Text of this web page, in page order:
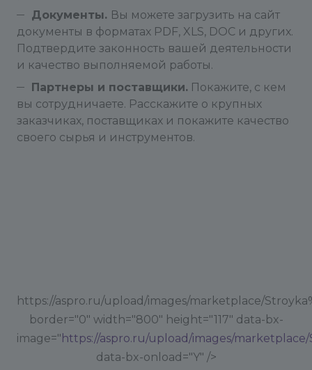
Документы. Вы можете загрузить на сайт
документы в форматах PDF, XLS, DOC и других.
Подтвердите законность вашей деятельности
и качество выполняемой работы.
Партнеры и поставщики. Покажите, с кем
вы сотрудничаете. Расскажите о крупных
заказчиках, поставщиках и покажите качество
своего сырья и инструментов.
https://aspro.ru/upload/images/marketplace/
border="0" width="800" height="117" data-bx-
image=" https://aspro.ru/upload/images/
data-bx-onload="Y" />